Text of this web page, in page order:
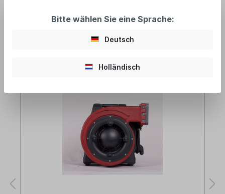
andere Kunden kauften auch:
Bitte wählen Sie eine Sprache:
Deutsch
Holländisch